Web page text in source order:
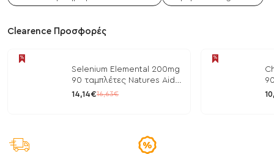
Clearence Προσφορές
Selenium Elemental 200mg
90 ταμπλέτες Natures Aid
/ Μέταλλα
14,14€16,63€
/